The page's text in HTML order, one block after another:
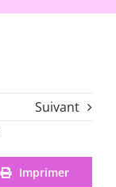
Suivant
Imprimer